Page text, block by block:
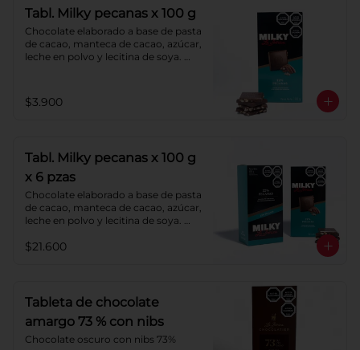
Tabl. Milky pecanas x 100 g
Chocolate elaborado a base de pasta
de cacao, manteca de cacao, azúcar,
leche en polvo y lecitina de soya.
$3.900
Tabl. Milky pecanas x 100 g
x 6 pzas
Chocolate elaborado a base de pasta
de cacao, manteca de cacao, azúcar,
leche en polvo y lecitina de soya.
cacao: 40%.
$21.600
Tableta de chocolate
amargo 73 % con nibs
Chocolate oscuro con nibs 73%